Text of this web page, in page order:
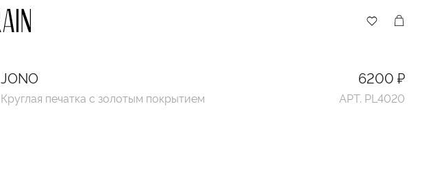
JONO 6200 ₽
Круглая печатка с золотым покрытием АРТ. PL4020